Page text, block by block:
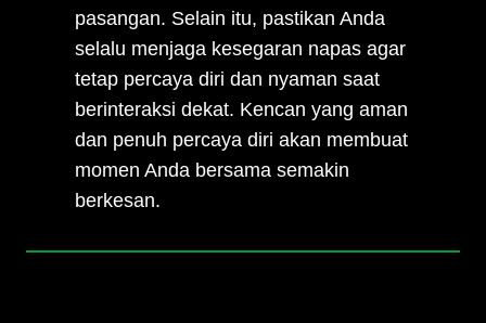
pasangan. Selain itu, pastikan Anda
selalu menjaga kesegaran napas agar
tetap percaya diri dan nyaman saat
berinteraksi dekat. Kencan yang aman
dan penuh percaya diri akan membuat
momen Anda bersama semakin
berkesan.